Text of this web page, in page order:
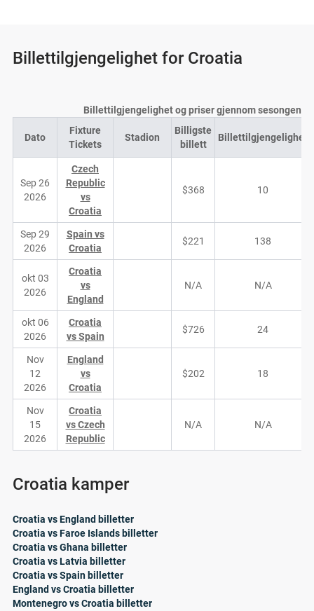
Billettilgjengelighet for Croatia
Billettilgjengelighet og priser gjennom sesongen
Dato
Fixture
Tickets
Stadion
Billigste
billett
Billettilgjengelighet
Sep 26
2026
Czech
Republic
vs
Croatia
$368 10
Sep 29
2026
Spain vs
Croatia
$221 138
okt 03
2026
Croatia
vs
England
N/A N/A
okt 06
2026
Croatia
vs Spain
$726 24
Nov
12
2026
England
vs
Croatia
$202 18
Nov
15
2026
Croatia
vs Czech
Republic
N/A N/A
Croatia kamper
Croatia vs England billetter
Croatia vs Faroe Islands billetter
Croatia vs Ghana billetter
Croatia vs Latvia billetter
Croatia vs Spain billetter
England vs Croatia billetter
Montenegro vs Croatia billetter